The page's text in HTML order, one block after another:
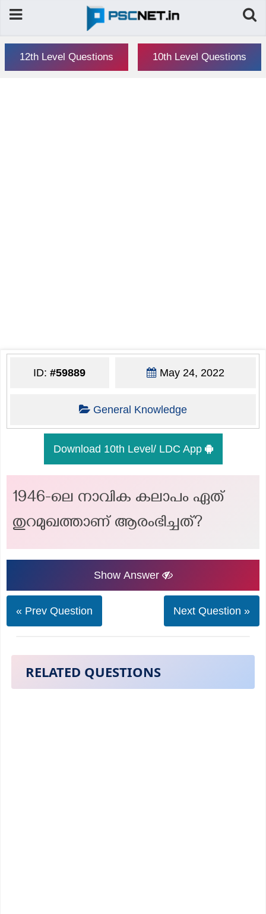
12th Level Questions 10th Level Questions
ID:#59889 May 24, 2022
General Knowledge
Download 10th Level/ LDC App
1946-ലെ നാവിക കലാപം ഏത്
തുറമുഖത്താണ് ആരംഭിച്ചത്?
Show Answer
« Prev Question Next Question »
RELATED QUESTIONS